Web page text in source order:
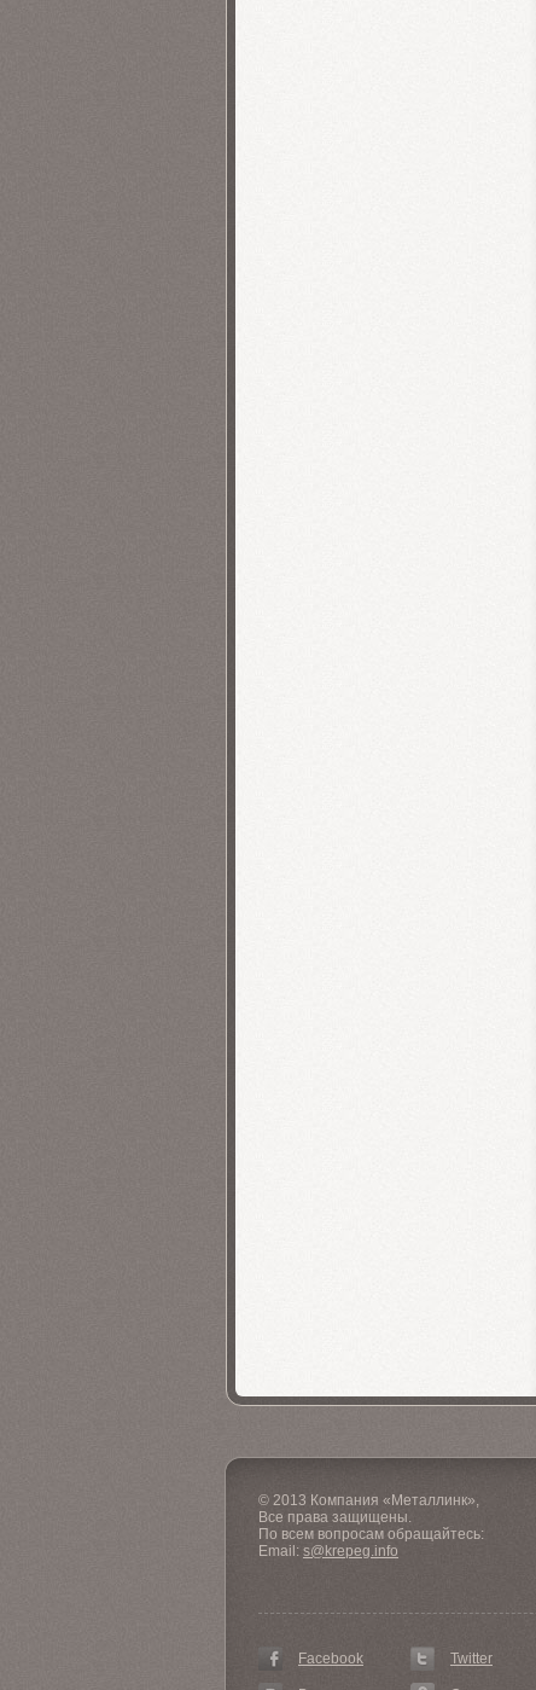
© 2013 Компания «Металлинк»,
Все права защищены.
По всем вопросам обращайтесь:
Email: s@krepeg.info
Facebook Twitter